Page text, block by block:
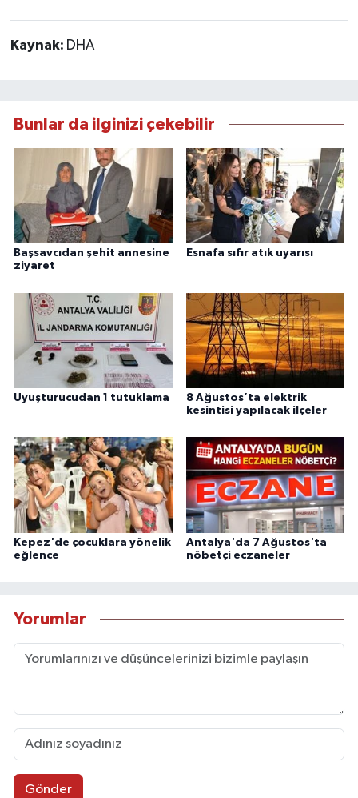
Kaynak: DHA
Bunlar da ilginizi çekebilir
Başsavcıdan şehit annesine
ziyaret
Esnafa sıfır atık uyarısı
Uyuşturucudan 1 tutuklama
8 Ağustos’ta elektrik
kesintisi yapılacak ilçeler
Kepez'de çocuklara yönelik
eğlence
Antalya'da 7 Ağustos'ta
nöbetçi eczaneler
Yorumlar
Gönder